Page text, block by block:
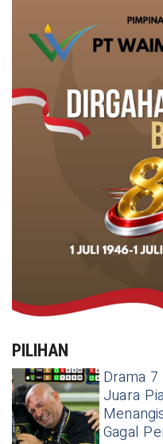
PILIHAN
Drama
Juara
Gagal